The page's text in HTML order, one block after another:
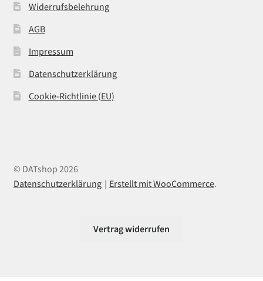
Widerrufsbelehrung
AGB
Impressum
Datenschutzerklärung
Cookie-Richtlinie (EU)
© DATshop 2026
Datenschutzerklärung
Erstellt mit WooCommerce.
Vertrag widerrufen